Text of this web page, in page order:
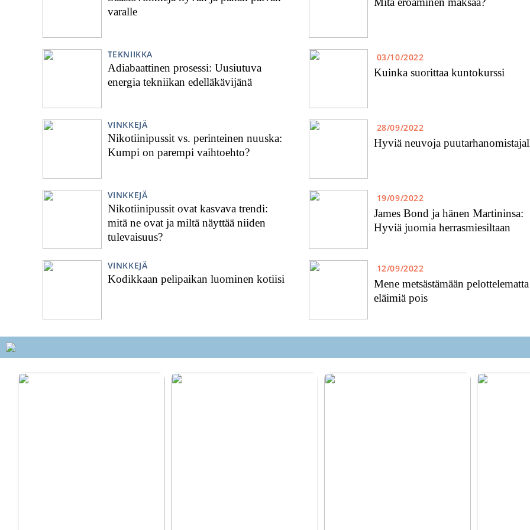
varalle
TEKNIIKKA
Adiabaattinen prosessi: Uusiutuva
energia tekniikan edelläkävijänä
VINKKEJÄ
Nikotiinipussit vs. perinteinen nuuska:
Kumpi on parempi vaihtoehto?
VINKKEJÄ
Nikotiinipussit ovat kasvava trendi:
mitä ne ovat ja miltä näyttää niiden
tulevaisuus?
VINKKEJÄ
Kodikkaan pelipaikan luominen kotiisi
03/10/2022
Kuinka suorittaa kuntokurssi
28/09/2022
Hyviä neuvoja
19/09/2022
James Bond ja hänen Martininsa:
Hyviä juomia herrasmiesiltaan
12/09/2022
Mene metsästämään pelottelematta
eläimiä pois